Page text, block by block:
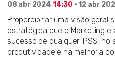
08 abr 2024 14:30 · 12 abr
Proporcionar uma visão geral
estratégica que o Marketing e
sucesso de qualquer IPSS, no
produtividade e na melhoria